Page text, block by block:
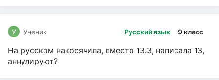
Русский язык 9 класс
У Ученик
На русском накосячила, вместо 13.3, написала 13,
аннулируют?